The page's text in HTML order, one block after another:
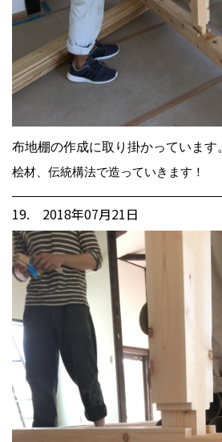
布地棚の作成に取り掛かっています
桧材、伝統構法で造っていきます！
19. 2018年07月21日